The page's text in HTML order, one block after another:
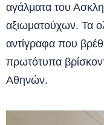
αγάλματα του
αξιωματούχων. Τα
αντίγραφα που
πρωτότυπα
Αθηνών.